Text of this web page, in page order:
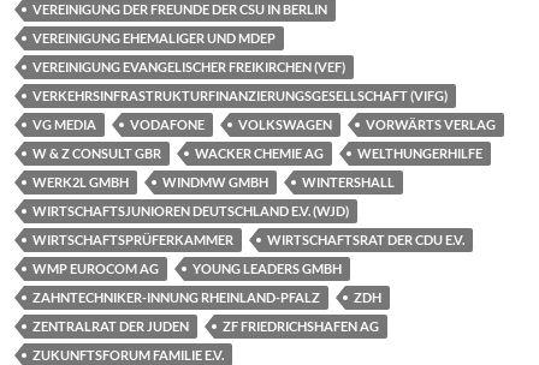
VEREINIGUNG DER FREUNDE DER CSU IN BERLIN
VEREINIGUNG EHEMALIGER UND MDEP
VEREINIGUNG EVANGELISCHER FREIKIRCHEN (VEF)
VERKEHRSINFRASTRUKTURFINANZIERUNGSGESELLSCHAFT (VIFG)
VG MEDIA
VODAFONE VOLKSWAGEN
VORWÄRTS VERLAG
W & Z CONSULT GBR
WACKER CHEMIE AG
WELTHUNGERHILFE
WERK2L GMBH
WINDMW GMBH
WINTERSHALL
WIRTSCHAFTSJUNIOREN DEUTSCHLAND E.V. (WJD)
WIRTSCHAFTSPRÜFERKAMMER
WIRTSCHAFTSRAT DER CDU E.V.
WMP EUROCOM AG
YOUNG LEADERS GMBH
ZAHNTECHNIKER-INNUNG RHEINLAND-PFALZ
ZDH
ZENTRALRAT DER JUDEN
ZF FRIEDRICHSHAFEN AG
ZUKUNFTSFORUM FAMILIE E.V.